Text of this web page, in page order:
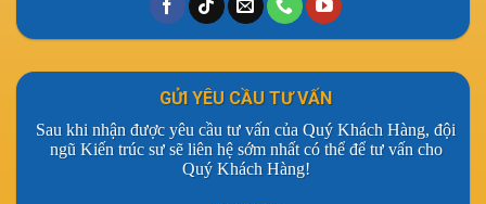
GỬI YÊU CẦU TƯ VẤN
Sau khi nhận được yêu cầu tư vấn của Quý Khách Hàng, đội
ngũ Kiến trúc sư sẽ liên hệ sớm nhất có thể để tư vấn cho
Quý Khách Hàng!